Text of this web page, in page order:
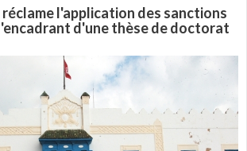
l'application des sanctions
d'une thèse de doctorat